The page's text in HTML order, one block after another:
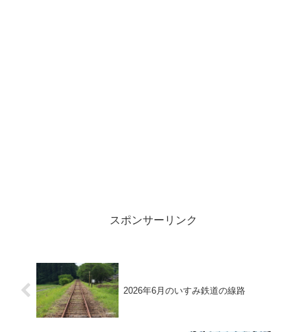
スポンサーリンク
2026年6月のいすみ鉄道の線路